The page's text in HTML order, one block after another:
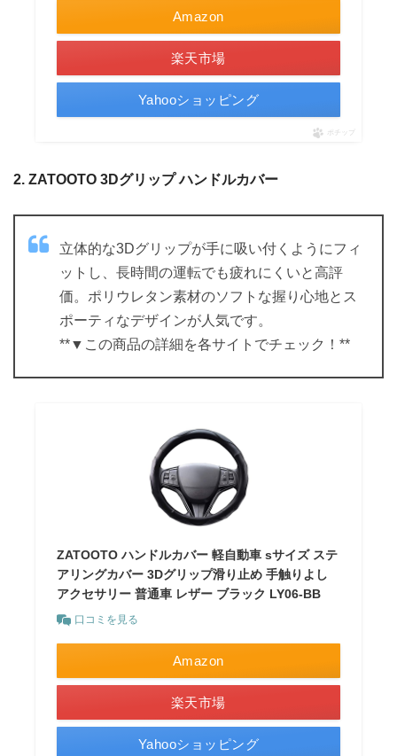
Amazon
楽天市場
Yahooショッピング
ポチップ
2. ZATOOTO 3Dグリップ ハンドルカバー
立体的な3Dグリップが手に吸い付くようにフィ
ットし、長時間の運転でも疲れにくいと高評
価。ポリウレタン素材のソフトな握り心地とス
ポーティなデザインが人気です。
**▼この商品の詳細を各サイトでチェック！**
ZATOOTO ハンドルカバー 軽自動車 sサイズ ステ
アリングカバー 3Dグリップ滑り止め 手触りよし
アクセサリー 普通車 レザー ブラック LY06-BB
口コミを見る
Amazon
楽天市場
Yahooショッピング